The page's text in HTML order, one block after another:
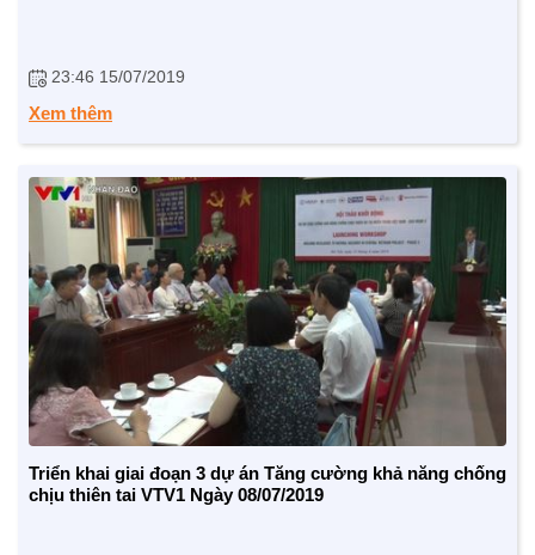
CHÍNH SÁCH AN SINH
Giảm nghèo bền vững
Xây dựng Nông thôn mới
Bảo hiểm xã hội - Bảo hiểm y tế
Y tế và sức khỏe
23:46 15/07/2019
Xem thêm
Triển khai giai đoạn 3 dự án Tăng cường khả năng chống
chịu thiên tai VTV1 Ngày 08/07/2019